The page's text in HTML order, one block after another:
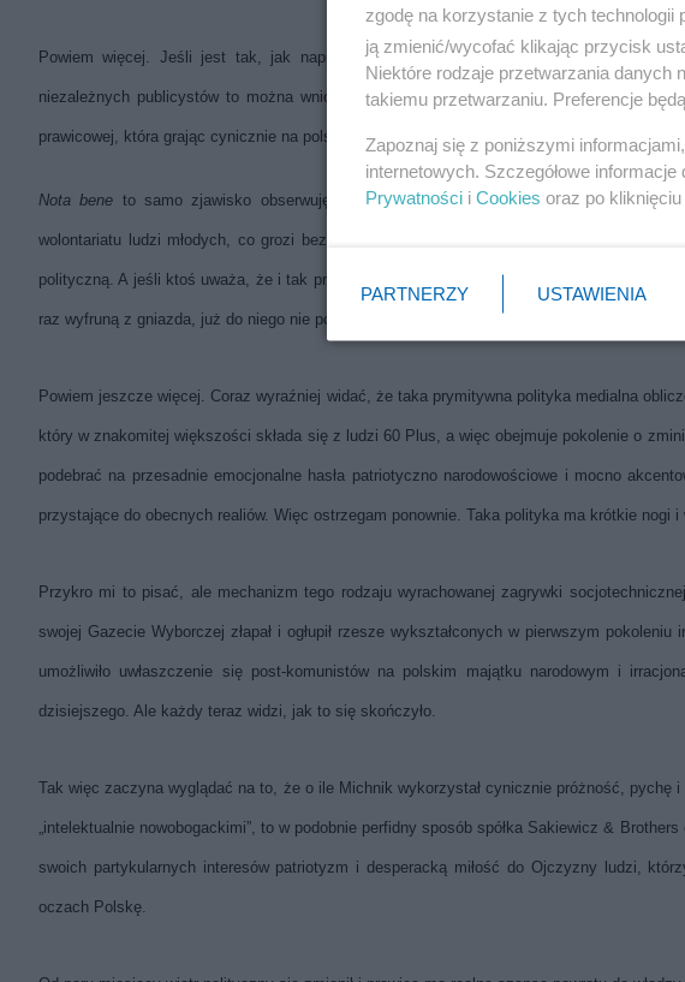
Powiem więcej. Jeśli jest tak, jak napisał ks. Isakowicz-Zaleski, czyli niektóre media
niezależnych publicystów to można wnioskować, że na naszych oczach powstaje coś w
prawicowej, która grając cynicznie na polskich uczuciach zaczyna żerować na
Nota bene to samo zjawisko obserwuję w krakowskim środowisku GP, szczególnie
wolontariatu ludzi młodych, co grozi bezpowrotnym zniechęceniem tych wartościowych i
polityczną. A jeśli ktoś uważa, że i tak przyjdą nowi ostrzegam, iż być może przyjdą, ale
raz wyfruną z gniazda, już do niego nie powrócą. A prawda jest taka, że bez ludzi młodych
Powiem jeszcze więcej. Coraz wyraźniej widać, że taka prymitywna polityka medialna
który w znakomitej większości składa się z ludzi 60 Plus, a więc obejmuje pokolenie o
podebrać na przesadnie emocjonalne hasła patriotyczno narodowościowe i mocno
przystające do obecnych realiów. Więc ostrzegam ponownie. Taka polityka ma krótkie nogi
Przykro mi to pisać, ale mechanizm tego rodzaju wyrachowanej zagrywki
swojej Gazecie Wyborczej złapał i ogłupił rzesze wykształconych w pierwszym
umożliwiło uwłaszczenie się post-komunistów na polskim majątku narodowym i
dzisiejszego. Ale każdy teraz widzi, jak to się skończyło.
Tak więc zaczyna wyglądać na to, że o ile Michnik wykorzystał cynicznie próżność,
„intelektualnie nowobogackimi”, to w podobnie perfidny sposób spółka Sakiewicz &
swoich partykularnych interesów patriotyzm i desperacką miłość do Ojczyzny ludzi,
oczach Polskę.
zgodę na korzystanie z tych technologii
ją zmienić/wycofać klikając przycisk
Niektóre rodzaje przetwarzania danych
takiemu przetwarzaniu. Preferencje
Zapoznaj się z poniższymi
internetowych. Szczegółowe
Prywatności i Cookies oraz po kliknięciu
PARTNERZY USTAWIENIA